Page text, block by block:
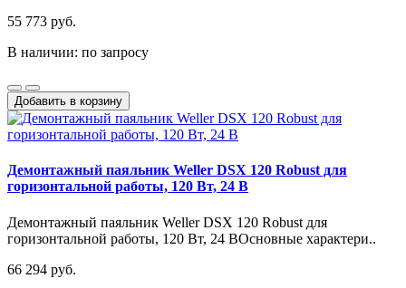
55 773 руб.
В наличии: по запросу
Добавить в корзину
Демонтажный паяльник Weller DSX 120 Robust для
горизонтальной работы, 120 Вт, 24 В
Демонтажный паяльник Weller DSX 120 Robust для
горизонтальной работы, 120 Вт, 24 ВОсновные характери..
66 294 руб.